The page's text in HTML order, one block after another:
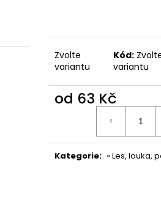
Zvolte
variantu
Kód:
variantu
od 63 Kč
Kategorie: » Les, louka,